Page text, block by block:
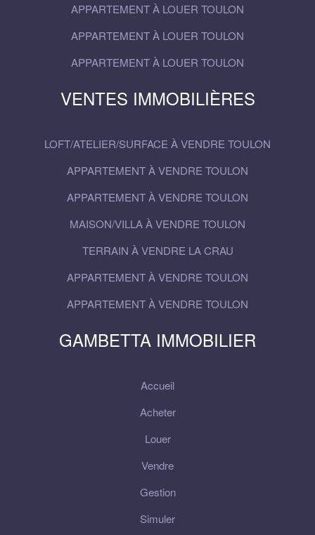
APPARTEMENT À LOUER TOULON
APPARTEMENT À LOUER TOULON
APPARTEMENT À LOUER TOULON
VENTES IMMOBILIÈRES
LOFT/ATELIER/SURFACE À VENDRE TOULON
APPARTEMENT À VENDRE TOULON
APPARTEMENT À VENDRE TOULON
MAISON/VILLA À VENDRE TOULON
TERRAIN À VENDRE LA CRAU
APPARTEMENT À VENDRE TOULON
APPARTEMENT À VENDRE TOULON
GAMBETTA IMMOBILIER
Accueil
Acheter
Louer
Vendre
Gestion
Simuler